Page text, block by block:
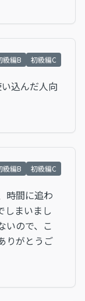
級編B 初級編C
込んだ人向
級編B 初級編C
時間に追わ
しまいまし
いので、こ
りがとうご